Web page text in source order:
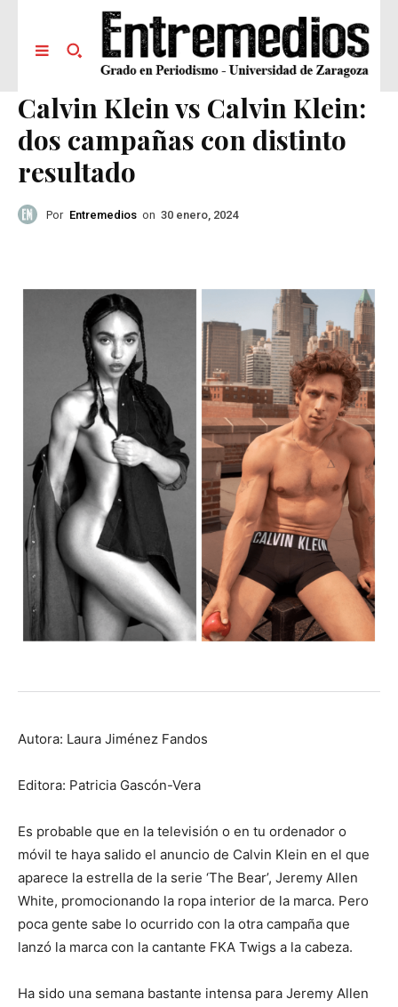
Calvin Klein vs Calvin Klein:
dos campañas con distinto
resultado
Por Entremedios on 30 enero, 2024
Autora: Laura Jiménez Fandos
Editora: Patricia Gascón-Vera
Es probable que en la televisión o en tu ordenador o
móvil te haya salido el anuncio de Calvin Klein en el que
aparece la estrella de la serie ‘The Bear’, Jeremy Allen
White, promocionando la ropa interior de la marca. Pero
poca gente sabe lo ocurrido con la otra campaña que
lanzó la marca con la cantante FKA Twigs a la cabeza.
Ha sido una semana bastante intensa para Jeremy Allen